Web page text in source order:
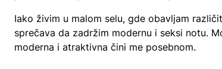
Iako živim u malom selu, gde obavljam
sprečava da zadržim modernu i seksi notu.
moderna i atraktivna čini me posebnom.